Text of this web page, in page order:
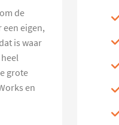
de
eigen,
is waar
grote
en